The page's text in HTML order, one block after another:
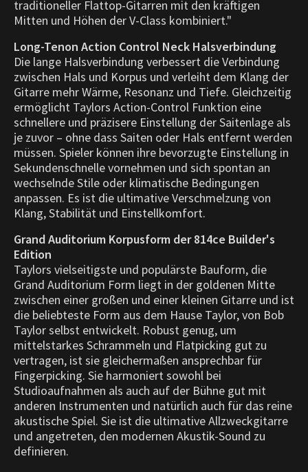
traditioneller Flattop-Gitarren mit den kräftigen
Mitten und Höhen der V-Class kombiniert."
Long-Tenon Action Control Neck Halsverbindung
Die lange Halsverbindung verbessert die Verbindung
zwischen Hals und Korpus und verleiht dem Klang der
Gitarre mehr Wärme, Resonanz und Tiefe. Gleichzeitig
ermöglicht Taylors Action-Control Funktion eine
schnellere und präzisere Einstellung der Saitenlage als
je zuvor – ohne dass Saiten oder Hals entfernt werden
müssen. Spieler können ihre bevorzugte Einstellung in
Sekundenschnelle vornehmen und sich spontan an
wechselnde Stile oder klimatische Bedingungen
anpassen. Es ist die ultimative Verschmelzung von
Klang, Stabilität und Einstellkomfort.
Grand Auditorium Korpusform der 814ce Builder's
Edition
Taylors vielseitigste und populärste Bauform, die
Grand Auditorium Form liegt in der goldenen Mitte
zwischen einer großen und einer kleinen Gitarre und ist
die beliebteste Form aus dem Hause Taylor, von Bob
Taylor selbst entwickelt. Robust genug, um
mittelstarkes Schrammeln und Flatpicking gut zu
vertragen, ist sie gleichermaßen ansprechbar für
Fingerpicking. Sie harmoniert sowohl bei
Studioaufnahmen als auch auf der Bühne gut mit
anderen Instrumenten und natürlich auch für das reine
akustische Spiel. Sie ist die ultimative Allzweckgitarre
und angetreten, den modernen Akustik-Sound zu
definieren.